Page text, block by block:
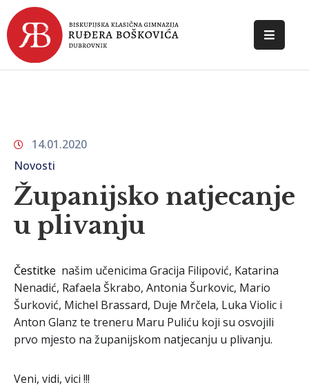
POČETNA
DOKUMENTI
KONTAKT
14.01.2020
Novosti
Županijsko natjecanje
u plivanju
Čestitke našim učenicima Gracija Filipović, Katarina
Nenadić, Rafaela Škrabo, Antonia Šurkovic, Mario
Šurković, Michel Brassard, Duje Mrčela, Luka Violic i
Anton Glanz te treneru Maru Puliću koji su osvojili
prvo mjesto na županijskom natjecanju u plivanju.
Veni, vidi, vici !!!